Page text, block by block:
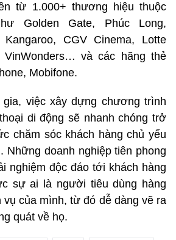
từ 1.000+ thương hiệu thuộc
Golden Gate, Phúc Long,
Kangaroo, CGV Cinema, Lotte
VinWonders… và các hãng thẻ
Mobifone.
gia, việc xây dựng chương trình
di động sẽ nhanh chóng trở
chăm sóc khách hàng chủ yếu
Những doanh nghiệp tiên phong
nghiệm độc đáo tới khách hàng
sự ai là người tiêu dùng hàng
vụ của mình, từ đó dễ dàng vẽ ra
quát về họ.